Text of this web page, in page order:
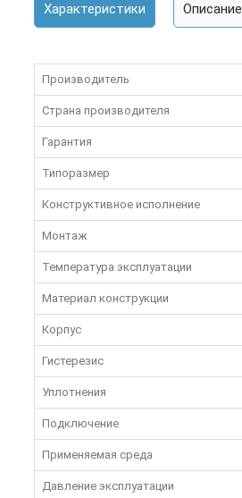
Характеристики Описание
Производитель
Страна производителя
Гарантия
Типоразмер
Конструктивное исполнение
Монтаж
Температура эксплуатации
Материал конструкции
Корпус
Гистерезис
Уплотнения
Подключение
Применяемая среда
Давление эксплуатации